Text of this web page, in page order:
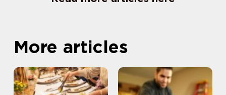
More articles